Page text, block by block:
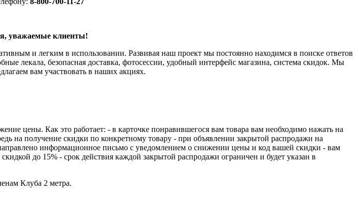
уважаемые клиенты!
и легким в использовании. Развивая наш проект мы постоянно находимся в поиске ответов
лекала, безопасная доставка, фотосессии, удобный интерфейс магазина, система скидок. Мы
вам участвовать в наших акциях.
цены. Как это работает: - в карточке понравившегося вам товара вам необходимо нажать на
на получение скидки по конкретному товару - при объявлении закрытой распродажи на
информационное письмо с уведомлением о снижении цены и код вашей скидки - вам
до 15% - срок действия каждой закрытой распродажи ограничен и будет указан в
Клуба 2 метра.